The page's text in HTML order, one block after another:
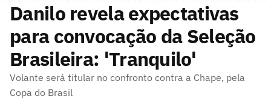
Danilo revela expectativas
para convocação da Seleção
Brasileira: 'Tranquilo'
Volante será titular no confronto contra a Chape, pela
Copa do Brasil